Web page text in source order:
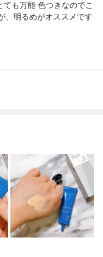
も万能 色つきなのでこ
、明るめがオススメです